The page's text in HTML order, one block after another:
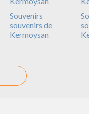
Souvenirs
souvenirs de
Kermoysan